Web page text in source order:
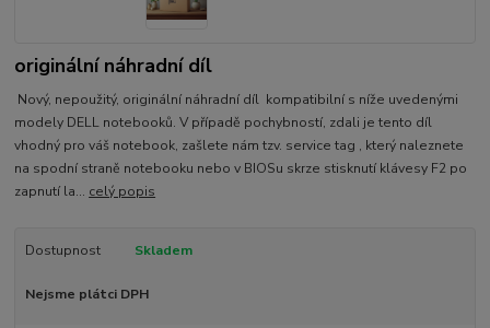
originální náhradní díl
Nový, nepoužitý, originální náhradní díl kompatibilní s níže uvedenými
modely DELL notebooků. V případě pochybností, zdali je tento díl
vhodný pro váš notebook, zašlete nám tzv. service tag , který naleznete
na spodní straně notebooku nebo v BIOSu skrze stisknutí klávesy F2 po
zapnutí la... celý popis
Dostupnost Skladem
Nejsme plátci DPH